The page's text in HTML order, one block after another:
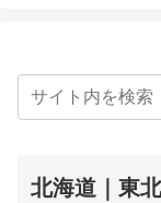
北海道｜東